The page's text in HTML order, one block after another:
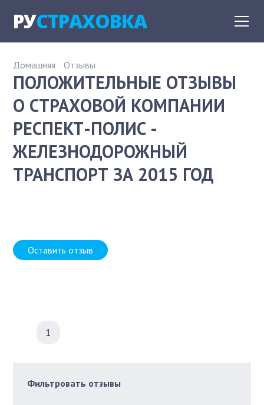
РУСТРАХОВКА
Домашняя Отзывы
ПОЛОЖИТЕЛЬНЫЕ ОТЗЫВЫ
О СТРАХОВОЙ КОМПАНИИ
РЕСПЕКТ-ПОЛИС -
ЖЕЛЕЗНОДОРОЖНЫЙ
ТРАНСПОРТ ЗА 2015 ГОД
Оставить отзыв
1
Фильтровать отзывы